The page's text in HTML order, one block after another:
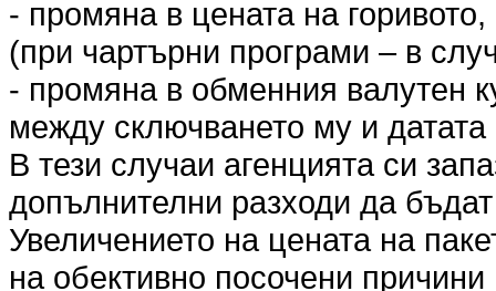
- промяна в цената на
(при чартърни програми – в
- промяна в обменния валутен
между сключването му и датата
В тези случаи агенцията си
допълнителни разходи да
Увеличението на цената на
на обективно посочени